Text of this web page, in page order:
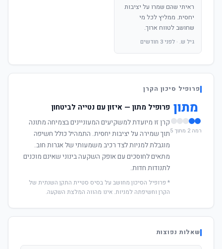
ראיתי שהם שמרו על יציבות
יחסית. ממליץ לכל מי
שחושב לטווח ארוך.
גיל ש. · לפני 3 חודשים
פרופיל סיכון הקרן
מתון
רמה 2 מתוך 5
פרופיל מתון — איזון עם נטייה לביטחון
קרן זו מיועדת למשקיעים המעוניינים בצמיחה מתונה
תוך שמירה על יציבות יחסית. התמהיל כולל חשיפה
מוגבלת למניות לצד רכיב משמעותי של אגרות חוב.
מתאים לחוסכים עם אופק השקעה בינוני שאינם מוכנים
לתנודות חדות.
* פרופיל הסיכון מחושב על בסיס סטיית התקן השנתית של
הקרן וחשיפתה למניות. אינו מהווה המלצת השקעה.
שאלות נפוצות